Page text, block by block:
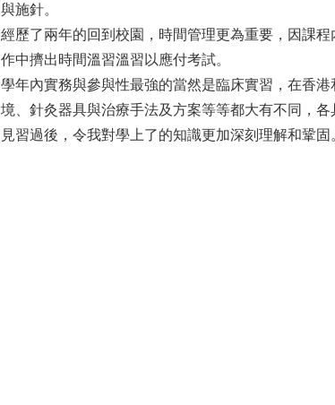
與施針。
經歷了兩年的回到校園，時間管理更為重要，因課
作中擠出時間溫習溫習以應付考試。
學年內實務與參與性最強的當然是臨床實習，在香
境、針灸器具與治療手法及方案等等都大有不同，
見習過後，令我對學上了的知識更加深刻理解和鞏固